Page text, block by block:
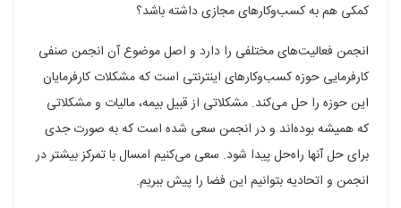
کمکی هم به کسب‌وکار‌های مجازی داشته باشد؟
انجمن فعالیت‌های مختلفی را دارد و اصل موضوع آن انجمن صنفی
کارفرمایی حوزه کسب‌وکار‌های اینترنتی است که مشکلات کارفرمایان
این حوزه را حل می‌کند. مشکلاتی از قبیل بیمه، مالیات و مشکلاتی
که همیشه بوده‌اند و در انجمن سعی شده است که به صورت جدی
برای حل آنها راه‌حل پیدا شود. سعی می‌کنیم امسال با تمرکز بیشتر در
انجمن و اتحادیه بتوانیم این فضا را پیش ببریم.